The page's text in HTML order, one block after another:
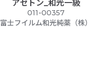
アセトン_和光一級
011-00357
富士フイルム和光純薬（株）